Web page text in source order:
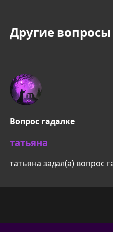
Другие вопросы
Вопрос гадалке
татьяна
татьяна задал(а) вопрос